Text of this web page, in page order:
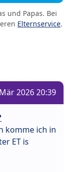
und Papas. Bei
Elternservice.
2026 20:39
komme ich in
ET is